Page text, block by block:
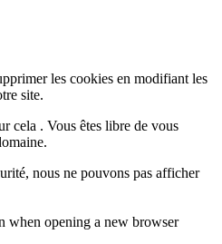
les cookies en modifiant les
site.
cela . Vous êtes libre de vous
nous ne pouvons pas afficher
when opening a new browser